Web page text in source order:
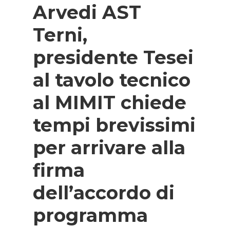
Arvedi AST
Terni,
presidente Tesei
al tavolo tecnico
al MIMIT chiede
tempi brevissimi
per arrivare alla
firma
dell’accordo di
programma